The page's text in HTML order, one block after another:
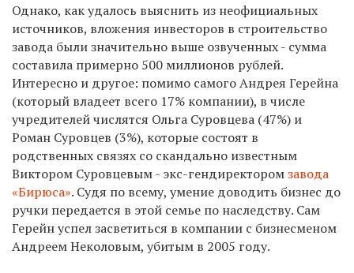
Однако, как удалось выяснить из неофициальных
источников, вложения инвесторов в строительство
завода были значительно выше озвученных - сумма
составила примерно 500 миллионов рублей.
Интересно и другое: помимо самого Андрея Герейна
(который владеет всего 17% компании), в числе
учредителей числятся Ольга Суровцева (47%) и
Роман Суровцев (3%), которые состоят в
родственных связях со скандально известным
Виктором Суровцевым - экс-гендиректоромзавода
«Бирюса». Судя по всему, умение доводить бизнес до
ручки передается в этой семье по наследству. Сам
Герейн успел засветиться в компании с бизнесменом
Андреем Неколовым, убитым в 2005 году.